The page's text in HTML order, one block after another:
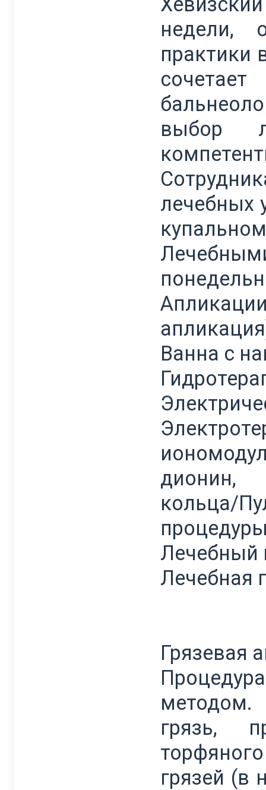
недели,
практики
выбор
лечебных
Ванна с
дионин,
кольца/
Лечебный
Лечебная
Грязевая
методом.
грязь,
грязей (в